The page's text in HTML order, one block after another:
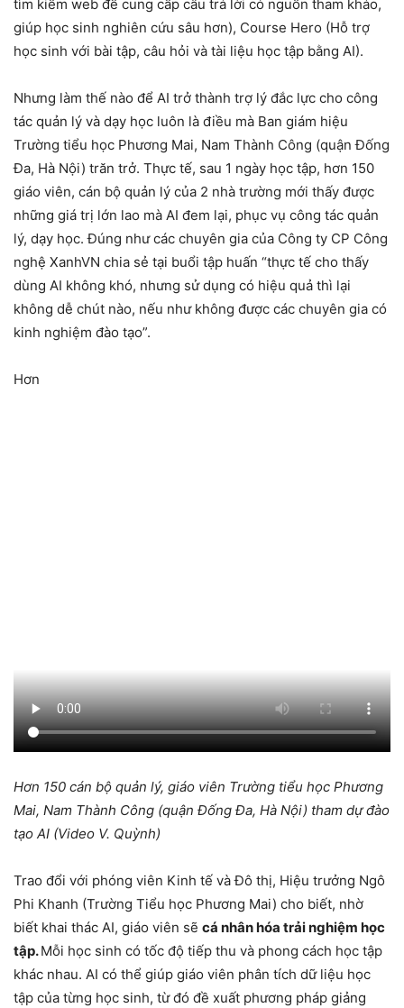
tìm kiếm web để cung cấp câu trả lời có nguồn tham khảo,
giúp học sinh nghiên cứu sâu hơn), Course Hero (Hỗ trợ
học sinh với bài tập, câu hỏi và tài liệu học tập bằng AI).
Nhưng làm thế nào để AI trở thành trợ lý đắc lực cho công
tác quản lý và dạy học luôn là điều mà Ban giám hiệu
Trường tiểu học Phương Mai, Nam Thành Công (quận Đống
Đa, Hà Nội) trăn trở. Thực tế, sau 1 ngày học tập, hơn 150
giáo viên, cán bộ quản lý của 2 nhà trường mới thấy được
những giá trị lớn lao mà AI đem lại, phục vụ công tác quản
lý, dạy học. Đúng như các chuyên gia của Công ty CP Công
nghệ XanhVN chia sẻ tại buổi tập huấn “thực tế cho thấy
dùng AI không khó, nhưng sử dụng có hiệu quả thì lại
không dễ chút nào, nếu như không được các chuyên gia có
kinh nghiệm đào tạo”.
Hơn
Hơn 150 cán bộ quản lý, giáo viên Trường tiểu học Phương
Mai, Nam Thành Công (quận Đống Đa, Hà Nội) tham dự đào
tạo AI (Video V. Quỳnh)
Trao đổi với phóng viên Kinh tế và Đô thị, Hiệu trưởng Ngô
Phi Khanh (Trường Tiểu học Phương Mai) cho biết, nhờ
biết khai thác AI, giáo viên sẽ cá nhân hóa trải nghiệm học
tập.Mỗi học sinh có tốc độ tiếp thu và phong cách học tập
khác nhau. AI có thể giúp giáo viên phân tích dữ liệu học
tập của từng học sinh, từ đó đề xuất phương pháp giảng